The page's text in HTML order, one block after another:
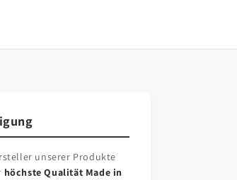
unserer Produkte
höchste Qualität Made in